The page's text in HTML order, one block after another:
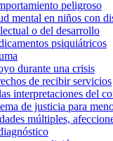
peligroso
mental en niños con
o del desarrollo
psiquiátricos
durante una crisis
de recibir servicios
interpretaciones del
de justicia para
múltiples,